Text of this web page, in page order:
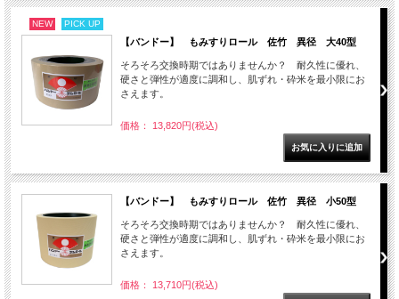
NEW PICK UP
【バンドー】 もみすりロール 佐竹 異径 大40型
そろそろ交換時期ではありませんか？ 耐久性に優れ、
硬さと弾性が適度に調和し、肌ずれ・砕米を最小限にお
さえます。
価格： 13,820円(税込)
【バンドー】 もみすりロール 佐竹 異径 小50型
そろそろ交換時期ではありませんか？ 耐久性に優れ、
硬さと弾性が適度に調和し、肌ずれ・砕米を最小限にお
さえます。
価格： 13,710円(税込)